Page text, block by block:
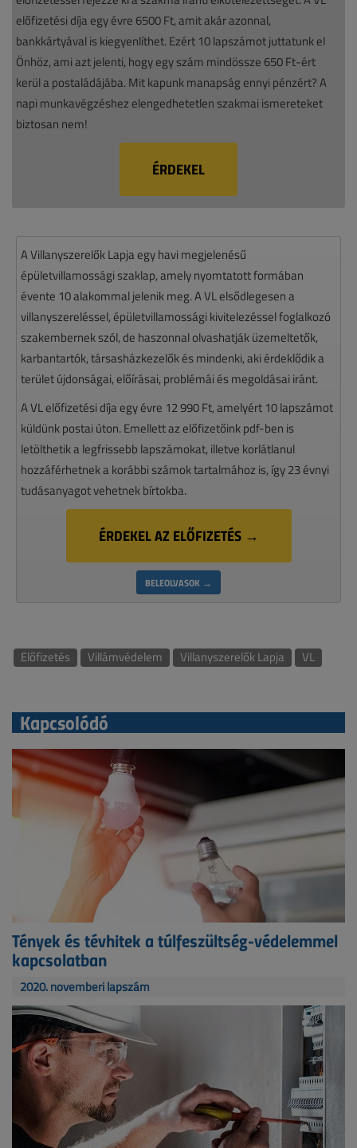
előfizetési díja egy évre 6500 Ft, amit akár azonnal,
bankkártyával is kiegyenlíthet. Ezért 10 lapszámot juttatunk el
Önhöz, ami azt jelenti, hogy egy szám mindössze 650 Ft-ért
kerül a postaládájába. Mit kapunk manapság ennyi pénzért? A
napi munkavégzéshez elengedhetetlen szakmai ismereteket
biztosan nem!
ÉRDEKEL
A Villanyszerelők Lapja egy havi megjelenésű
épületvillamossági szaklap, amely nyomtatott formában
évente 10 alakommal jelenik meg. A VL elsődlegesen a
villanyszereléssel, épületvillamossági kivitelezéssel foglalkozó
szakembernek szól, de haszonnal olvashatják üzemeltetők,
karbantartók, társasházkezelők és mindenki, aki érdeklődik a
terület újdonságai, előírásai, problémái és megoldásai iránt.
A VL előfizetési díja egy évre 12 990 Ft, amelyért 10 lapszámot
küldünk postai úton. Emellett az előfizetőink pdf-ben is
letölthetik a legfrissebb lapszámokat, illetve korlátlanul
hozzáférhetnek a korábbi számok tartalmához is, így 23 évnyi
tudásanyagot vehetnek bírtokba.
ÉRDEKEL AZ ELŐFIZETÉS →
BELEOLVASOK →
Előfizetés Villámvédelem Villanyszerelők Lapja VL
Kapcsolódó
Tények és tévhitek a túlfeszültség-védelemmel
kapcsolatban
2020. novemberi lapszám